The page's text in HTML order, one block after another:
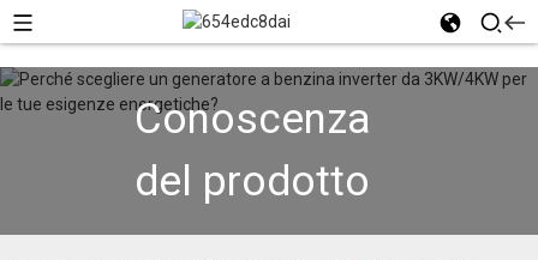
Conoscenza
del prodotto